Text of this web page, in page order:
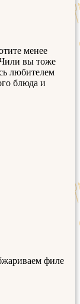
менее
вы тоже
любителем
блюда и
филе